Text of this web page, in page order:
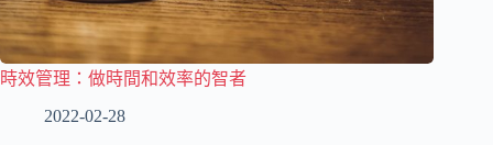
時效管理：做時間和效率的智者
2022-02-28